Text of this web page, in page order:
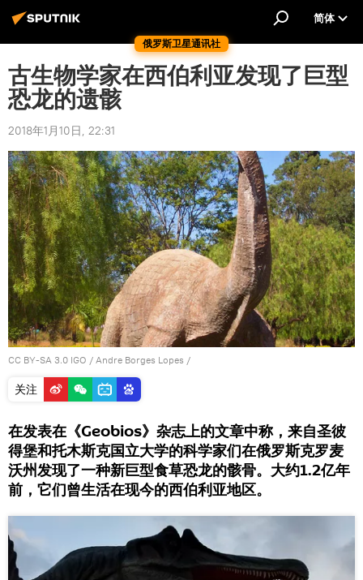
俄罗斯卫星通讯社
简体
古生物学家在西伯利亚发现了巨型
恐龙的遗骸
2018年1月10日, 22:31
CC BY-SA 3.0 IGO / Andre Borges Lopes /
关注
在发表在《Geobios》杂志上的文章中称，来自圣彼
得堡和托木斯克国立大学的科学家们在俄罗斯克罗麦
沃州发现了一种新巨型食草恐龙的骸骨。大约1.2亿年
前，它们曾生活在现今的西伯利亚地区。